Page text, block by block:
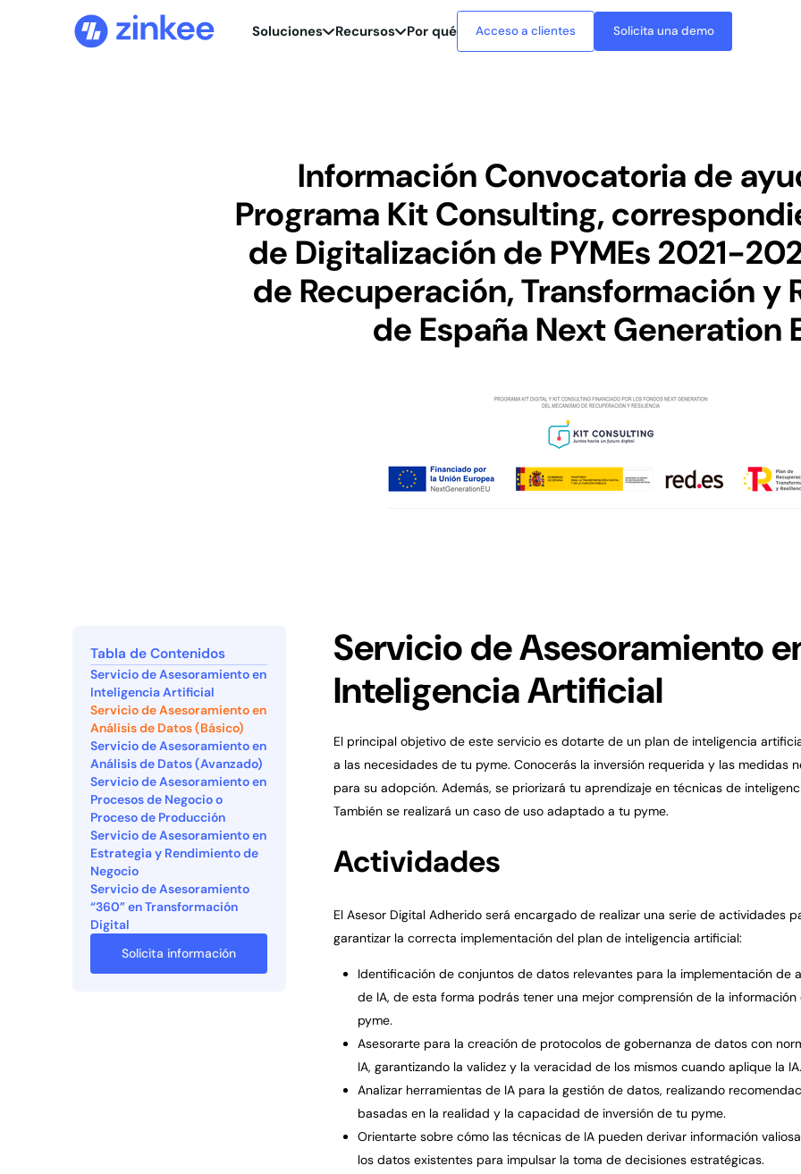
Soluciones Recursos Por qué Acceso a clientes Solicita una demo
Información Convocatoria de
Programa Kit Consulting,
de Digitalización de PYMEs 2021-
de Recuperación, Transformación y
de España Next Generation
Tabla de Contenidos
Servicio de Asesoramiento en
Inteligencia Artificial
Servicio de Asesoramiento en
Análisis de Datos (Básico)
‍Servicio de Asesoramiento en
Análisis de Datos (Avanzado)
Servicio de Asesoramiento en
Procesos de Negocio o
Proceso de Producción
Servicio de Asesoramiento en
Estrategia y Rendimiento de
Negocio
Servicio de Asesoramiento
“360” en Transformación
Digital
Solicita información
Servicio de Asesoramiento
Inteligencia Artificial
El principal objetivo de este servicio es dotarte de un plan de inteligencia
a las necesidades de tu pyme. Conocerás la inversión requerida y las medidas
para su adopción. Además, se priorizará tu aprendizaje en técnicas de
También se realizará un caso de uso adaptado a tu pyme.
Actividades
El Asesor Digital Adherido será encargado de realizar una serie de actividades
garantizar la correcta implementación del plan de inteligencia artificial:
Identificación de conjuntos de datos relevantes para la implementación de
de IA, de esta forma podrás tener una mejor comprensión de la información
pyme.
Asesorarte para la creación de protocolos de gobernanza de datos con
IA, garantizando la validez y la veracidad de los mismos cuando aplique la IA.
Analizar herramientas de IA para la gestión de datos, realizando
basadas en la realidad y la capacidad de inversión de tu pyme.
Orientarte sobre cómo las técnicas de IA pueden derivar información
los datos existentes para impulsar la toma de decisiones estratégicas.